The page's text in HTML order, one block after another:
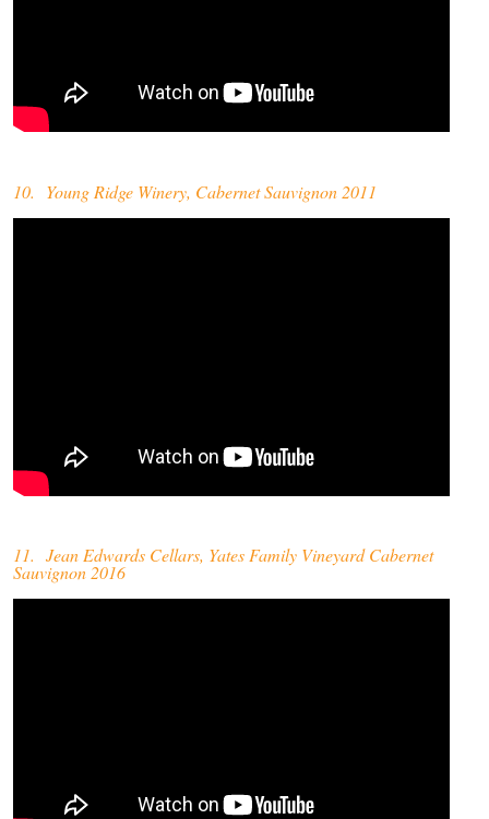
10. Young Ridge Winery, Cabernet Sauvignon 2011
11. Jean Edwards Cellars, Yates Family Vineyard Cabernet
Sauvignon 2016